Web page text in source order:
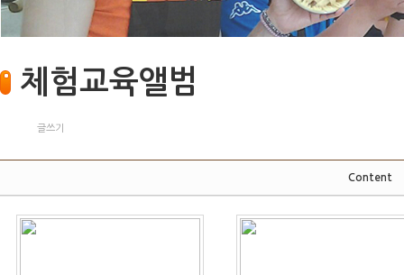
체험교육앨범
글쓰기
Content